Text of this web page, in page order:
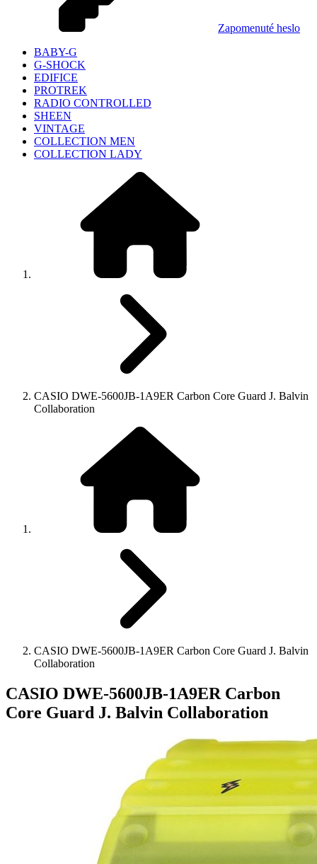
Zapomenuté heslo
BABY-G
G-SHOCK
EDIFICE
PROTREK
RADIO CONTROLLED
SHEEN
VINTAGE
COLLECTION MEN
COLLECTION LADY
CASIO DWE-5600JB-1A9ER Carbon Core Guard J. Balvin
Collaboration
CASIO DWE-5600JB-1A9ER Carbon Core Guard J. Balvin
Collaboration
CASIO DWE-5600JB-1A9ER Carbon
Core Guard J. Balvin Collaboration